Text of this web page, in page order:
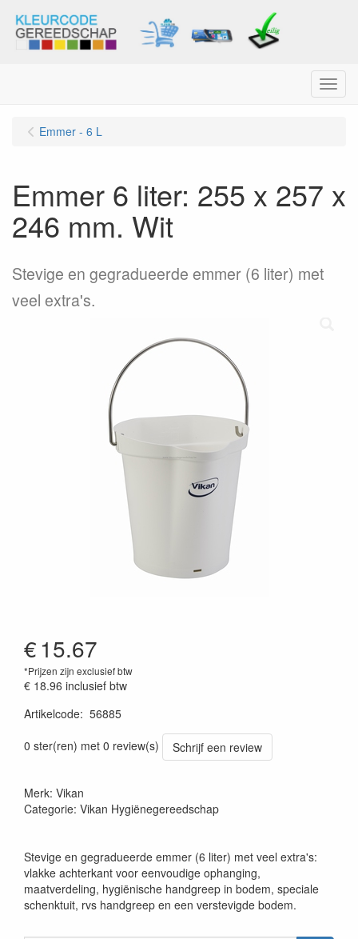
Menu
Emmer - 6 L
Emmer 6 liter: 255 x 257 x
246 mm. Wit
Stevige en gegradueerde emmer (6 liter) met
veel extra's.
€15.67
*Prijzen zijn exclusief btw
€ 18.96 inclusief btw
Artikelcode: 56885
0 ster(ren) met 0 review(s)
Schrijf een review
Merk: Vikan
Categorie: Vikan Hygiënegereedschap
Stevige en gegradueerde emmer (6 liter) met veel extra's:
vlakke achterkant voor eenvoudige ophanging,
maatverdeling, hygiënische handgreep in bodem, speciale
schenktuit, rvs handgreep en een verstevigde bodem.